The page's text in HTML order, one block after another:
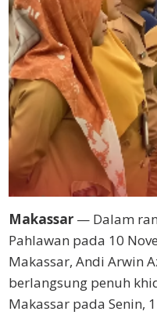
Makassar — Dalam
Pahlawan pada 10
Makassar, Andi Arwin
berlangsung penuh
Makassar pada Senin,